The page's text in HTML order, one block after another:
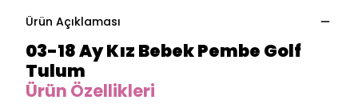
Ürün Açıklaması
03-18 Ay Kız Bebek Pembe Golf
Tulum
Ürün Özellikleri